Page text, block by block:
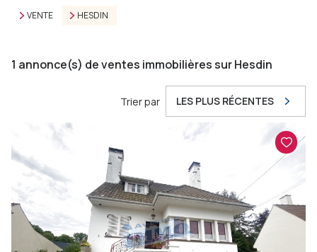
VENTE
HESDIN
1 annonce(s) de ventes immobilières sur Hesdin
Trier par LES PLUS RÉCENTES